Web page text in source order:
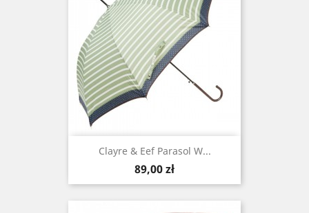
Clayre & Eef Parasol W...
Cena
89,00 zł